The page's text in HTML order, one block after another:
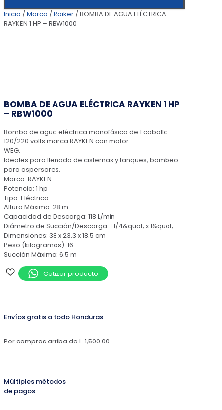
Inicio / Marca / Raiker / BOMBA DE AGUA ELÉCTRICA
RAYKEN 1 HP – RBW1000
BOMBA DE AGUA ELÉCTRICA RAYKEN 1 HP
– RBW1000
Bomba de agua eléctrica monofásica de 1 caballo
120/220 volts marca RAYKEN con motor
WEG.
Ideales para llenado de cisternas y tanques, bombeo
para aspersores.
Marca: RAYKEN
Potencia: 1 hp
Tipo: Eléctrica
Altura Máxima: 28 m
Capacidad de Descarga: 118 L/min
Diámetro de Succión/Descarga: 1 1/4&quot; x 1&quot;
Dimensiones: 38 x 23.3 x 18.5 cm
Peso (kilogramos): 16
Succión Máxima: 6.5 m
Cotizar producto
Envíos gratis a todo Honduras
Por compras arriba de L. 1,500.00
Múltiples métodos
de pagos